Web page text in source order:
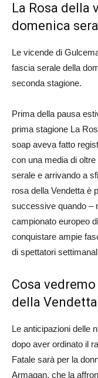
La Rosa della
domenica
Le vicende di
fascia serale della
seconda stagione.
Prima della pausa
prima stagione La
soap aveva fatto
con una media di
serale e arrivando a
rosa della Vendetta è
successive quando –
campionato europeo
conquistare ampie
di spettatori
Cosa
della
Le anticipazioni delle
dopo aver ordinato il
Fatale sarà per la
Armagan, che la